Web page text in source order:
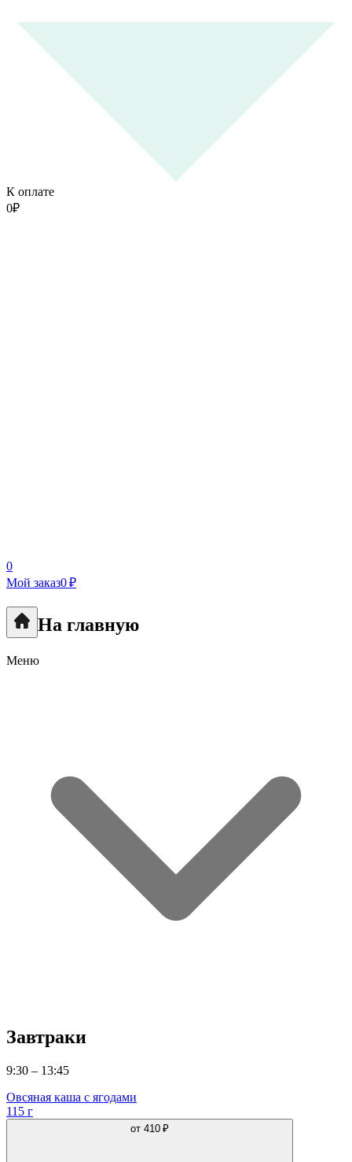
К оплате
0₽
0
Мой заказ0 ₽
На главную
Меню
Завтраки
9:30 – 13:45
Овсяная каша с ягодами
115 г
от 410 ₽